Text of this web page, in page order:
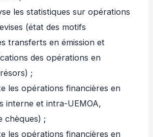
les statistiques sur opérations
(état des motifs
transferts en émission et
des opérations en
;
les opérations financières en
interne et intra-UEMOA,
chèques) ;
les opérations financières en